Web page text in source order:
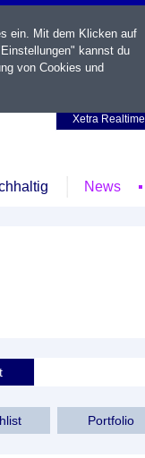
Xetra Realtime
News
Portfolio
ein. Mit dem Klicken auf
kannst du
von Cookies und